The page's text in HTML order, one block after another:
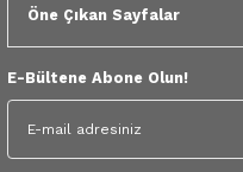
Öne Çıkan Sayfalar
E-Bültene Abone Olun!